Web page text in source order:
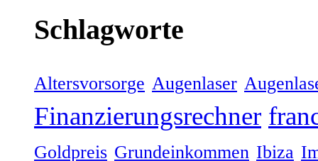
Schlagworte
Altersvorsorge Augenlaser
Finanzierungsrechner
Goldpreis Grundeinkommen Ibiza